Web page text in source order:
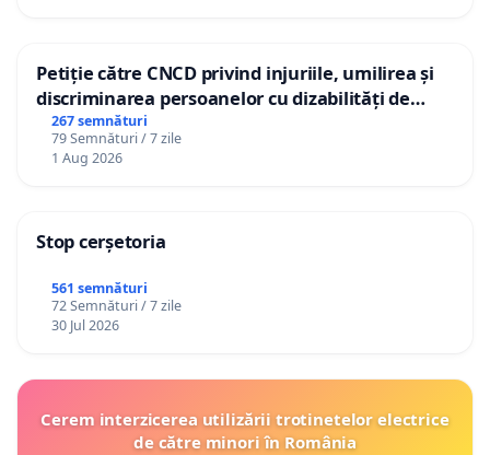
Petiție către CNCD privind injuriile, umilirea și
discriminarea persoanelor cu dizabilități de
către utilizatorul TikTok „Gorici”
267 semnături
79 Semnături / 7 zile
1 Aug 2026
Stop cerșetoria
561 semnături
72 Semnături / 7 zile
30 Jul 2026
Cerem interzicerea utilizării trotinetelor electrice
de către minori în România